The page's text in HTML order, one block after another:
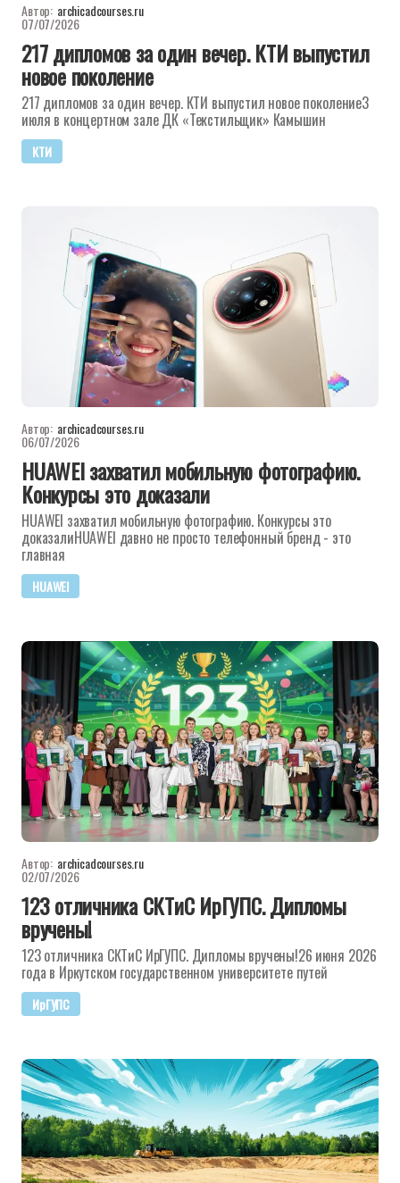
Автор: archicadcourses.ru
07/07/2026
217 дипломов за один вечер. КТИ выпустил
новое поколение
217 дипломов за один вечер. КТИ выпустил новое поколение3
июля в концертном зале ДК «Текстильщик» Камышин
КТИ
Автор: archicadcourses.ru
06/07/2026
HUAWEI захватил мобильную фотографию.
Конкурсы это доказали
HUAWEI захватил мобильную фотографию. Конкурсы это
доказалиHUAWEI давно не просто телефонный бренд - это
главная
HUAWEI
Автор: archicadcourses.ru
02/07/2026
123 отличника СКТиС ИрГУПС. Дипломы
вручены!
123 отличника СКТиС ИрГУПС. Дипломы вручены!26 июня 2026
года в Иркутском государственном университете путей
ИрГУПС